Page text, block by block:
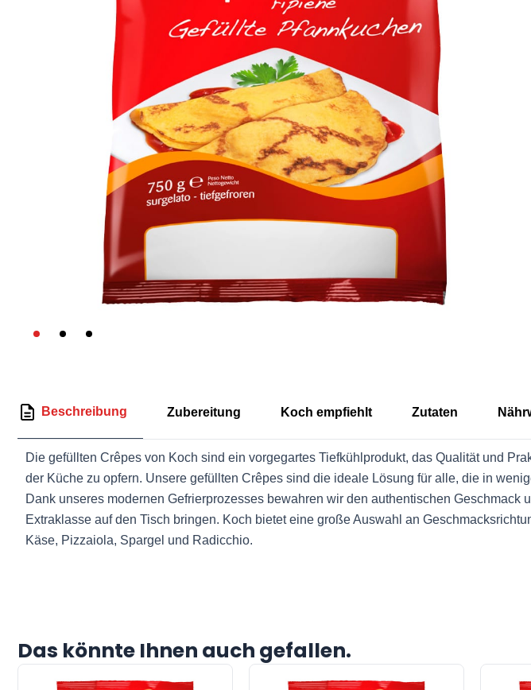
Beschreibung Zubereitung Koch empfiehlt Zutaten
Die gefüllten Crêpes von Koch sind ein vorgegartes Tiefkühlprodukt, das Qualität und
der Küche zu opfern. Unsere gefüllten Crêpes sind die ideale Lösung für alle, die in
Dank unseres modernen Gefrierprozesses bewahren wir den authentischen
Extraklasse auf den Tisch bringen. Koch bietet eine große Auswahl an
Käse, Pizzaiola, Spargel und Radicchio.
Das könnte Ihnen auch gefallen.